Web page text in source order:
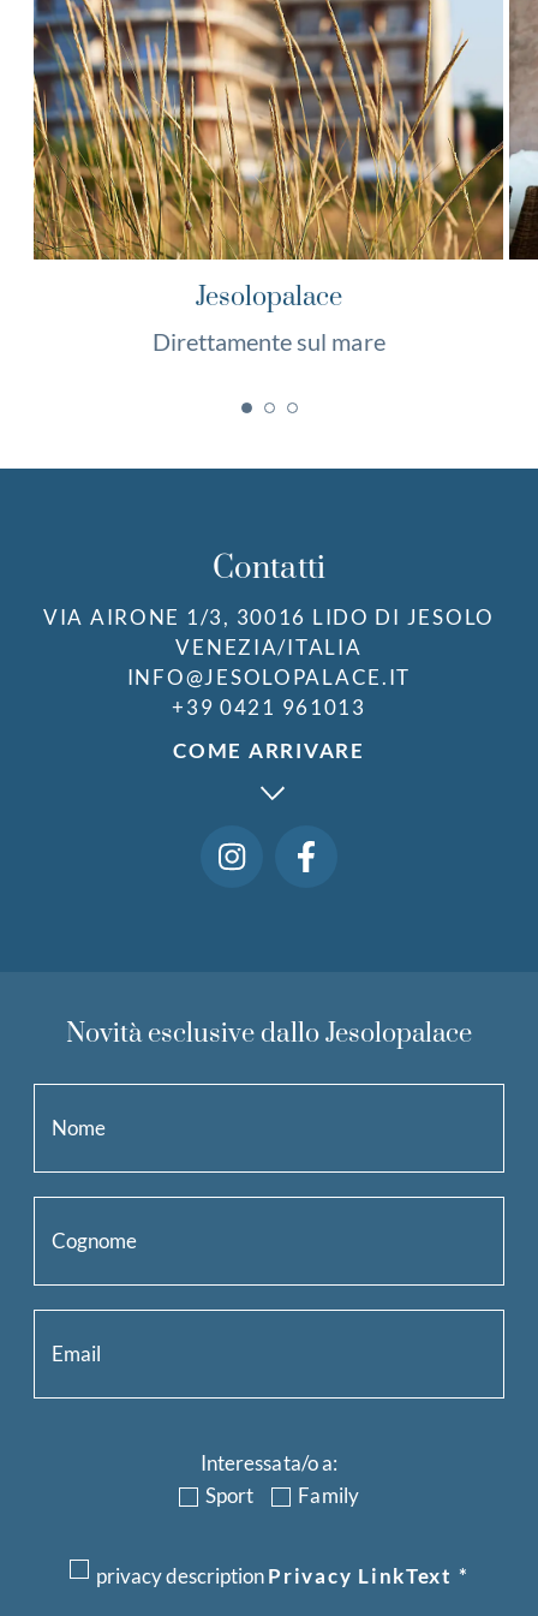
Jesolopalace
Direttamente sul mare
Contatti
VIA AIRONE 1/3, 30016 LIDO DI JESOLO
VENEZIA/ITALIA
INFO@JESOLOPALACE.IT
+39 0421 961013
COME ARRIVARE
Novità esclusive dallo Jesolopalace
Interessata/o a:
Sport
Family
privacy descriptionPrivacy LinkText *